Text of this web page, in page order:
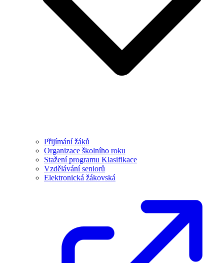
Přijímání žáků
Organizace školního roku
Stažení programu Klasifikace
Vzdělávání seniorů
Elektronická žákovská